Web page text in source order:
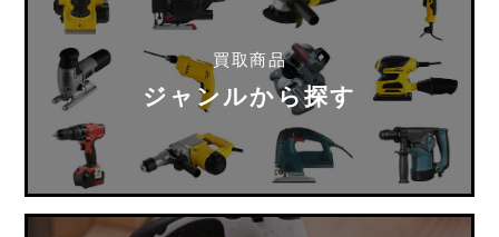
買取商品
ジャンルから探す